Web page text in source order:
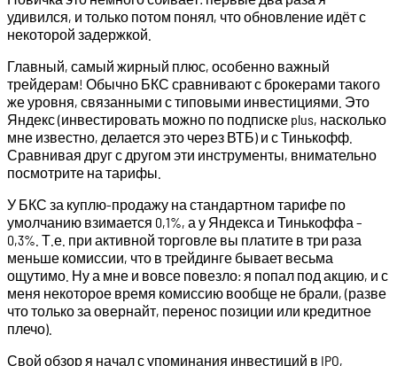
удивился, и только потом понял, что обновление идёт с
некоторой задержкой.
Главный, самый жирный плюс, особенно важный
трейдерам! Обычно БКС сравнивают с брокерами такого
же уровня, связанными с типовыми инвестициями. Это
Яндекс (инвестировать можно по подписке plus, насколько
мне известно, делается это через ВТБ) и с Тинькофф.
Сравнивая друг с другом эти инструменты, внимательно
посмотрите на тарифы.
У БКС за куплю-продажу на стандартном тарифе по
умолчанию взимается 0,1%, а у Яндекса и Тинькоффа –
0,3%. Т.е. при активной торговле вы платите в три раза
меньше комиссии, что в трейдинге бывает весьма
ощутимо. Ну а мне и вовсе повезло: я попал под акцию, и с
меня некоторое время комиссию вообще не брали, (разве
что только за овернайт, перенос позиции или кредитное
плечо).
Свой обзор я начал с упоминания инвестиций в IPO,